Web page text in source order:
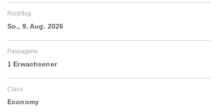
Rückflug
So., 9. Aug. 2026
Passagiere
1 Erwachsener
Class
Economy